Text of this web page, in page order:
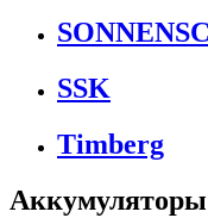
SSK
Timberg